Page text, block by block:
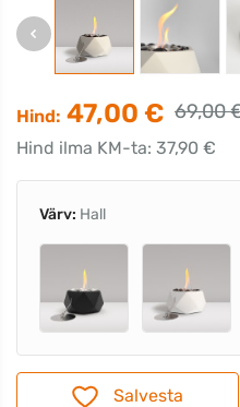
Hind: 47,00 € 69,00
Hind ilma KM-ta: 37,90 €
Värv: Hall
Salvesta